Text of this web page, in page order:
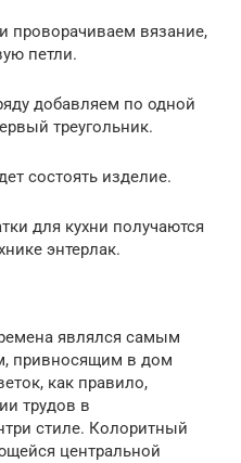
проворачиваем вязание,
петли.
добавляем по одной
треугольник.
состоять изделие.
для кухни получаются
энтерлак.
являлся самым
привносящим в дом
как правило,
трудов в
стиле. Колоритный
центральной